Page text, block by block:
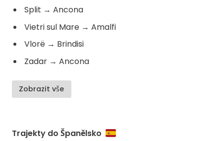
Split → Ancona
Vietri sul Mare → Amalfi
Vlorë → Brindisi
Zadar → Ancona
Zobrazit vše
Trajekty do Španělsko